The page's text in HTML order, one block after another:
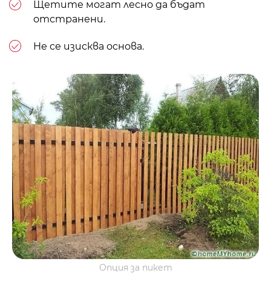
Щетите могат лесно да бъдат
отстранени.
Не се изисква основа.
Опция за пикет